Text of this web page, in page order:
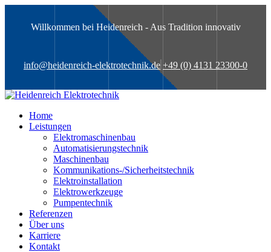
Willkommen bei Heidenreich - Aus Tradition innovativ
info@heidenreich-elektrotechnik.de +49 (0) 4131 23300-0
Home
Leistungen
Elektromaschinenbau
Automatisierungstechnik
Maschinenbau
Kommunikations-/Sicherheitstechnik
Elektroinstallation
Elektrowerkzeuge
Pumpentechnik
Referenzen
Über uns
Karriere
Kontakt